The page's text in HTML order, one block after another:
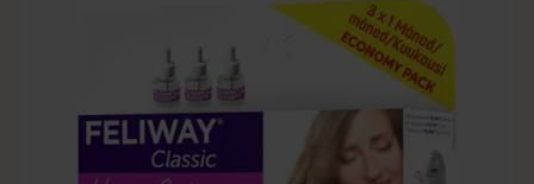
Lista: . Innehåller 1 objekt.